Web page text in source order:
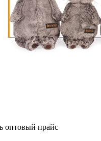
оптовый прайс